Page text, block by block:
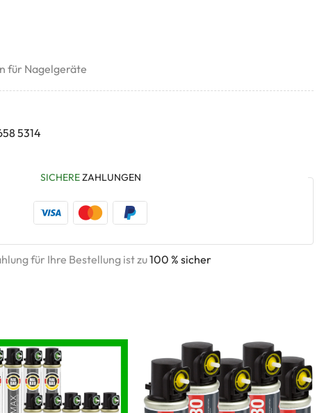
für Nagelgeräte
5314
SICHEREZAHLUNGEN
für Ihre Bestellung ist zu100 % sicher